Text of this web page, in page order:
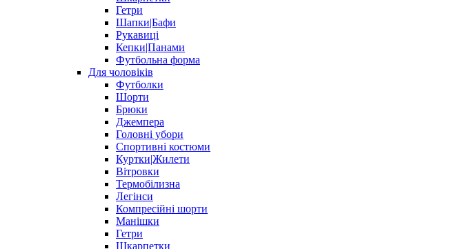
Гетри
Шапки|Бафи
Рукавиці
Кепки|Панами
Футбольна форма
Для чоловіків
Футболки
Шорти
Брюки
Джемпера
Головні убори
Спортивні костюми
Куртки|Жилети
Вітровки
Термобілизна
Легінси
Компресійні шорти
Манішки
Гетри
Шкарпетки